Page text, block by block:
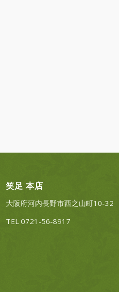
笑足 本店
大阪府河内長野市西之山町10-32
TEL 0721-56-8917